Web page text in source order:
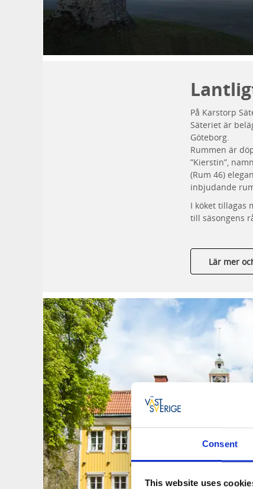
Consent
This website uses
På Karstorp
Säteriet är
Göteborg.
Rummen är
”Kierstin”,
(Rum 46)
inbjudande
I köket tillagas
till säsongens
Lär mer